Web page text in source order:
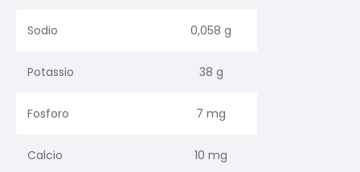
Sodio 0,058 g
Potassio 38 g
Fosforo 7 mg
Calcio 10 mg